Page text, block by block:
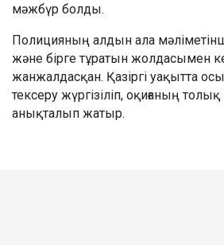
мәжбүр болды.
Полицияның алдын ала
және бірге тұратын жолдасымен
жанжалдасқан. Қазіргі уақытта
тексеру жүргізіліп, оқиғаның
анықталып жатыр.